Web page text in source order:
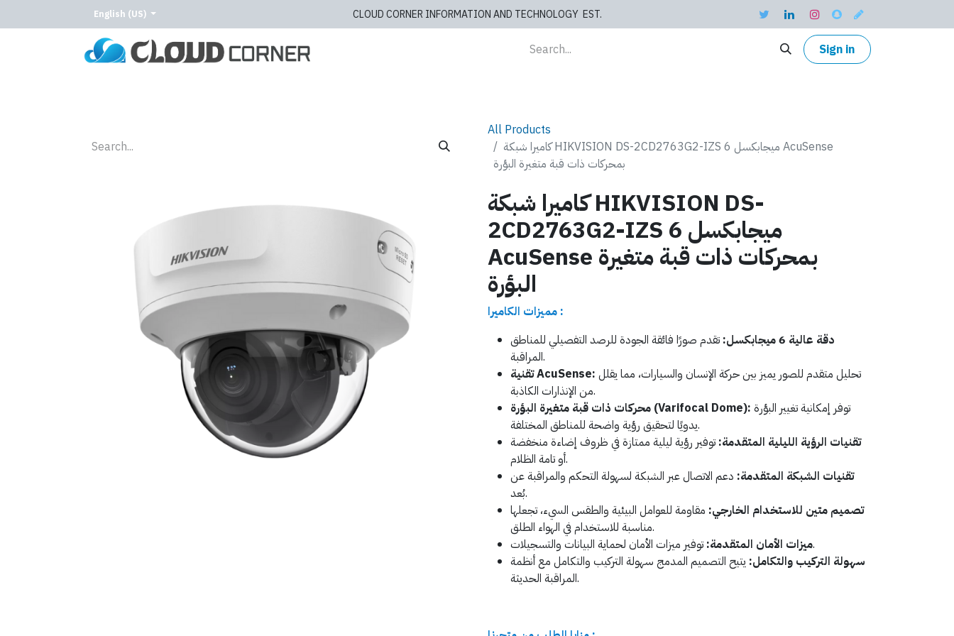
English (US) CLOUD CORNER INFORMATION AND TECHNOLOGY EST.
Sign in
All Products
كاميرا شبكة HIKVISION DS-2CD2763G2-IZS 6 ميجابكسل AcuSense
بمحركات ذات قبة متغيرة البؤرة
كاميرا شبكة HIKVISION DS-
2CD2763G2-IZS 6 ميجابكسل
AcuSense بمحركات ذات قبة متغيرة
البؤرة
مميزات الكاميرا :
دقة عالية 6 ميجابكسل:
تقدم صورًا فائقة الجودة للرصد التفصيلي للمناطق
المراقبة.
تقنية AcuSense: تحليل متقدم للصور يميز بين حركة الإنسان والسيارات، مما يقلل
من الإنذارات الكاذبة.
محركات ذات قبة متغيرة البؤرة (Varifocal Dome): توفر إمكانية تغيير البؤرة
يدويًا لتحقيق رؤية واضحة للمناطق المختلفة.
تقنيات الرؤية الليلية المتقدمة: توفير رؤية ليلية ممتازة في ظروف إضاءة منخفضة
أو تامة الظلام.
تقنيات الشبكة المتقدمة: دعم الاتصال عبر الشبكة لسهولة التحكم والمراقبة عن
بُعد.
تصميم متين للاستخدام الخارجي: مقاومة للعوامل البيئية والطقس السيء، تجعلها
مناسبة للاستخدام في الهواء الطلق.
ميزات الأمان المتقدمة:توفير ميزات الأمان لحماية البيانات والتسجيلات.
سهولة التركيب والتكامل: يتيح التصميم المدمج سهولة التركيب والتكامل مع أنظمة
المراقبة الحديثة.